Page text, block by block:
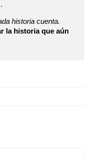
historia cuenta.
la historia que aún